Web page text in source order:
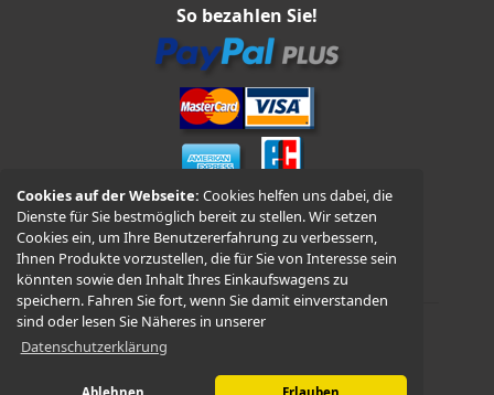
Cookies auf der Webseite:Cookies helfen uns dabei, die
Dienste für Sie bestmöglich bereit zu stellen. Wir setzen
Cookies ein, um Ihre Benutzererfahrung zu verbessern,
Ihnen Produkte vorzustellen, die für Sie von Interesse sein
könnten sowie den Inhalt Ihres Einkaufswagens zu
speichern. Fahren Sie fort, wenn Sie damit einverstanden
sind oder lesen Sie Näheres in unserer
Datenschutzerklärung
So bezahlen Sie!
Vorkasse und Nachnahme
© 2026 -